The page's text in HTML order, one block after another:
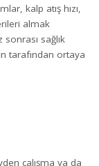
kalp atış hızı,
almak
sağlık
tarafından ortaya
çalışma ya da